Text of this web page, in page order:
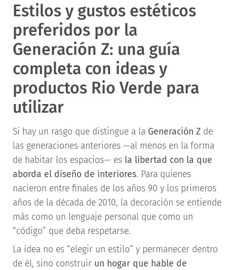
Estilos y gustos estéticos
preferidos por la
Generación Z: una guía
completa con ideas y
productos Rio Verde para
utilizar
Si hay un rasgo que distingue a la Generación Z de
las generaciones anteriores —al menos en la forma
de habitar los espacios— es la libertad con la que
aborda el diseño de interiores. Para quienes
nacieron entre finales de los años 90 y los primeros
años de la década de 2010, la decoración se entiende
más como un lenguaje personal que como un
“código” que deba respetarse.
La idea no es “elegir un estilo” y permanecer dentro
de él, sino construir un hogar que hable de